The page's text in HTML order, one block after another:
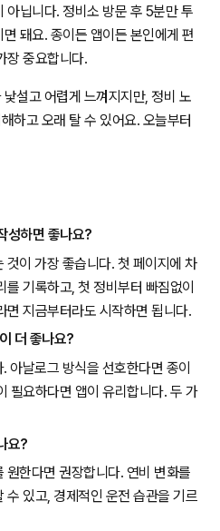
아닙니다. 정비소 방문 후 5분만 투
돼요. 종이든 앱이든 본인에게 편
장 중요합니다.
설고 어렵게 느껴지지만, 정비 노
하고 오래 탈 수 있어요. 오늘부터
성하면 좋나요?
이 가장 좋습니다. 첫 페이지에 차
기록하고, 첫 정비부터 빠짐없이
면 지금부터라도 시작하면 됩니다.
더 좋나요?
아날로그 방식을 선호한다면 종이
필요하다면 앱이 유리합니다. 두 가
요?
한다면 권장합니다. 연비 변화를
수 있고, 경제적인 운전 습관을 기르